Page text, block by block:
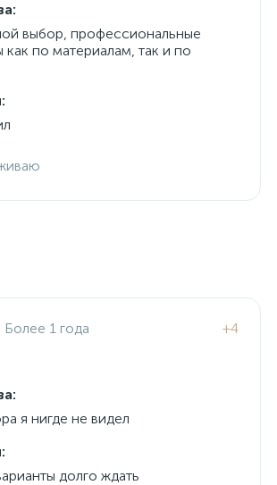
выбор, профессиональные
как по материалам, так и по
Более 1 года
+4
я нигде не видел
долго ждать